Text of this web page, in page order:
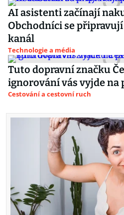
AI asistenti začínají
Obchodníci se
kanál
Technologie a média
Tuto dopravní značku
ignorování vás vyjde na
Cestování a cestovní ruch